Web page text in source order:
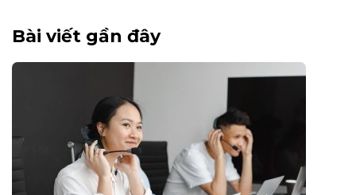
Bài viết gần đây